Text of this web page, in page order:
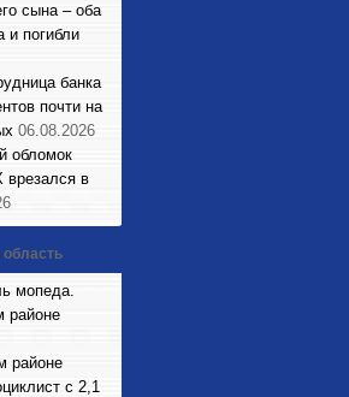
сына – оба
и погибли
банка
почти на
06.08.2026
обломок
врезался в
область
мопеда.
районе
районе
с 2,1